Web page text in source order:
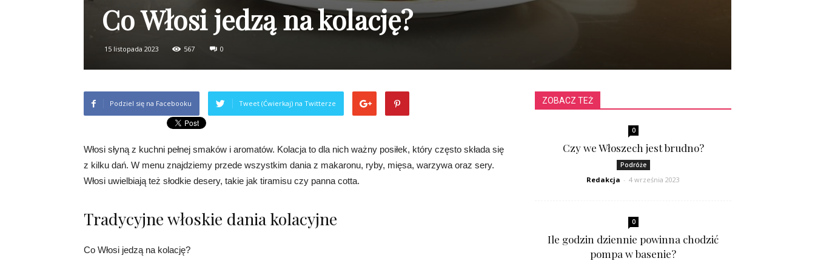
Co Włosi jedzą na kolację?
15 listopada 2023 567 0
Podziel się na Facebooku Tweet (Ćwierkaj) na Twitterze
Włosi słyną z kuchni pełnej smaków i aromatów. Kolacja to dla nich ważny posiłek, który często składa się
z kilku dań. W menu znajdziemy przede wszystkim dania z makaronu, ryby, mięsa, warzywa oraz sery.
Włosi uwielbiają też słodkie desery, takie jak tiramisu czy panna cotta.
Tradycyjne włoskie dania kolacyjne
Co Włosi jedzą na kolację?
ZOBACZ TEŻ
0
Czy we Włoszech jest brudno?
Podróże
Redakcja - 4 września 2023
0
Ile godzin dziennie powinna chodzić
pompa w basenie?